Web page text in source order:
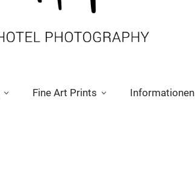
Fine Art Prints Informationen